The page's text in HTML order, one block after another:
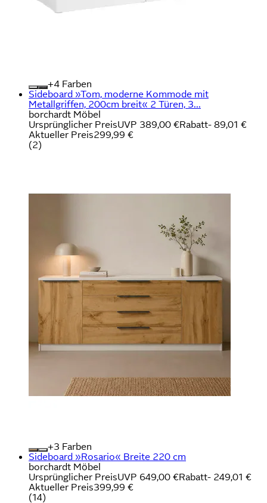
+
Farben
Sideboard »Tom, moderne Kommode mit
Metallgriffen, 200cm breit« 2 Türen, 3...
borchardt Möbel
Ursprünglicher PreisUVP 389,00 €Rabatt- 89,01 €
Aktueller Preis299,99 €
(2)
+
Farben
Sideboard »Rosario« Breite 220 cm
borchardt Möbel
Ursprünglicher PreisUVP 649,00 €Rabatt- 249,01 €
Aktueller Preis399,99 €
(14)